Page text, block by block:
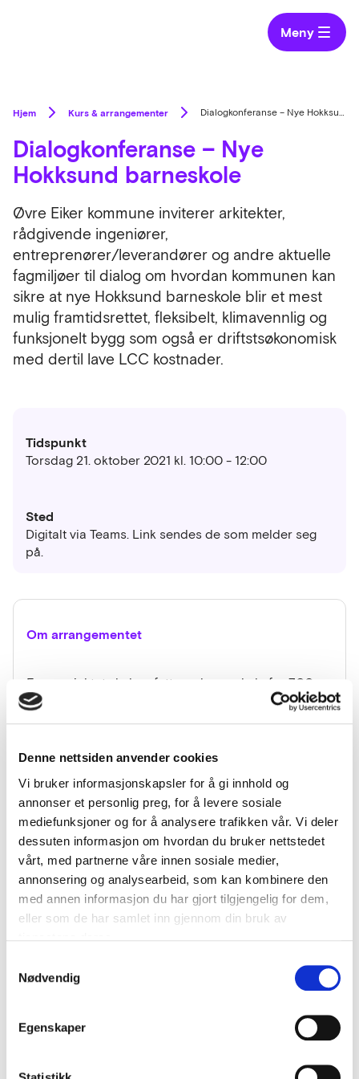
Denne nettsiden anvender cookies
Vi bruker informasjonskapsler for å gi innhold og
annonser et personlig preg, for å levere sosiale
mediefunksjoner og for å analysere trafikken vår. Vi deler
dessuten informasjon om hvordan du bruker nettstedet
vårt, med partnerne våre innen sosiale medier,
annonsering og analysearbeid, som kan kombinere den
med annen informasjon du har gjort tilgjengelig for dem,
eller som de har samlet inn gjennom din bruk av
Nødvendig
Egenskaper
Meny
Hjem Kurs & arrangementer Dialogkonferanse – Nye Hokksund barneskole
Dialogkonferanse – Nye
Hokksund barneskole
Øvre Eiker kommune inviterer arkitekter,
rådgivende ingeniører,
entreprenører/leverandører og andre aktuelle
fagmiljøer til dialog om hvordan kommunen kan
sikre at nye Hokksund barneskole blir et mest
mulig framtidsrettet, fleksibelt, klimavennlig og
funksjonelt bygg som også er driftstsøkonomisk
med dertil lave LCC kostnader.
Tidspunkt
Torsdag 21. oktober 2021 kl. 10:00 - 12:00
Sted
Digitalt via Teams. Link sendes de som melder seg
på.
Om arrangementet
Forprosjektet skal omfatte ny barneskole for 700
elever og inntil 90 ansatte. Svømmehall, nødvendig
Hokksund barneskole være et bygg som brukes
Formålet med dialogkonferansen er å få innspill fra
leverandørene på hvordan Øvre Eiker kommune kan
nå de målsettingene de har for bygget på en best
mulig måte. Målet er å få mest mulig kunnskap om
mulighetsrommet og alternative løsninger som
finnes i markedet.
hvordan nye Hokksund barneskole kan møte
endrede behov og være tilpasningsdyktig til
undervisnings- og arbeidsformer); krav til
miljø- og energitiltak som bidrar til å redusere